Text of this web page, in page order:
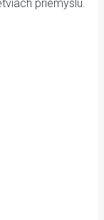
priemyslu.